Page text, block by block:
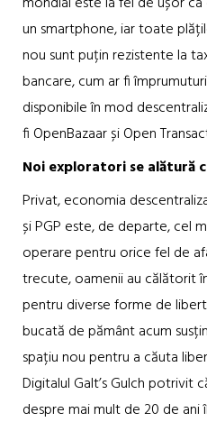
un smartphone, iar toate
nou sunt puțin rezistente la
bancare, cum ar fi
disponibile în mod
fi OpenBazaar și Open
Noi exploratori se alătură
Privat, economia
și PGP este, de departe, cel
operare pentru orice fel de
trecute, oamenii au călătorit
pentru diverse forme de
bucată de pământ acum
spațiu nou pentru a căuta
Digitalul Galt’s Gulch potrivit
despre mai mult de 20 de